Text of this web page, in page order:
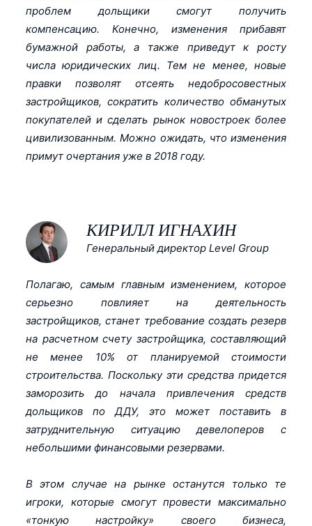
проблем дольщики смогут получить
компенсацию. Конечно, изменения прибавят
бумажной работы, а также приведут к росту
числа юридических лиц. Тем не менее, новые
правки позволят отсеять недобросовестных
застройщиков, сократить количество обманутых
покупателей и сделать рынок новостроек более
цивилизованным. Можно ожидать, что изменения
примут очертания уже в 2018 году.
КИРИЛЛ ИГНАХИН
Генеральный директор Level Group
Полагаю, самым главным изменением, которое
серьезно повлияет на деятельность
застройщиков, станет требование создать резерв
на расчетном счету застройщика, составляющий
не менее 10% от планируемой стоимости
строительства. Поскольку эти средства придется
заморозить до начала привлечения средств
дольщиков по ДДУ, это может поставить в
затруднительную ситуацию девелоперов с
небольшими финансовыми резервами.
В этом случае на рынке останутся только те
игроки, которые смогут провести максимально
«тонкую настройку» своего бизнеса,